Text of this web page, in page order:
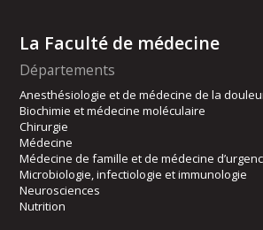
La Faculté de médecine
Départements
Anesthésiologie et de médecine de la
Biochimie et médecine moléculaire
Chirurgie
Médecine
Médecine de famille et de médecine
Microbiologie, infectiologie et immunologie
Neurosciences
Nutrition